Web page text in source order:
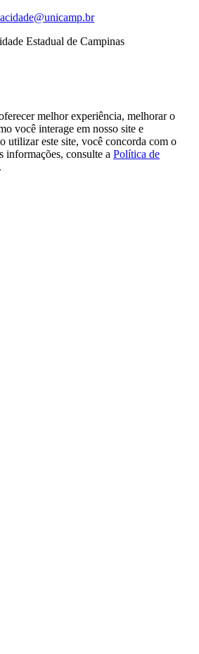
Estadual de Campinas
melhor experiência, melhorar o
você interage em nosso site e
utilizar este site, você concorda com o
informações, consulte a Política de
.